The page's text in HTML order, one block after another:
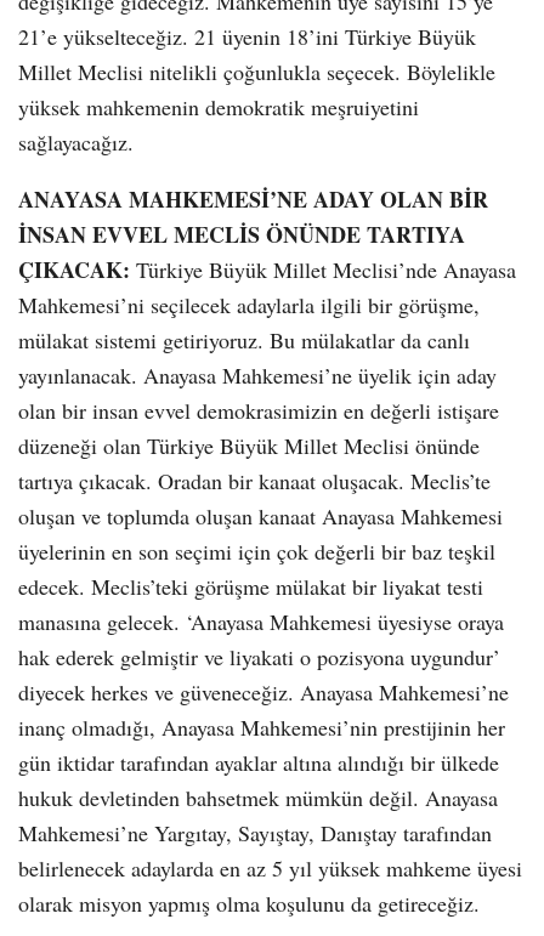
21’e yükselteceğiz. 21 üyenin 18’ini Türkiye Büyük
Millet Meclisi nitelikli çoğunlukla seçecek. Böylelikle
yüksek mahkemenin demokratik meşruiyetini
sağlayacağız.
ANAYASA MAHKEMESİ’NE ADAY OLAN BİR
İNSAN EVVEL MECLİS ÖNÜNDE TARTIYA
ÇIKACAK: Türkiye Büyük Millet Meclisi’nde Anayasa
Mahkemesi’ni seçilecek adaylarla ilgili bir görüşme,
mülakat sistemi getiriyoruz. Bu mülakatlar da canlı
yayınlanacak. Anayasa Mahkemesi’ne üyelik için aday
olan bir insan evvel demokrasimizin en değerli istişare
düzeneği olan Türkiye Büyük Millet Meclisi önünde
tartıya çıkacak. Oradan bir kanaat oluşacak. Meclis’te
oluşan ve toplumda oluşan kanaat Anayasa Mahkemesi
üyelerinin en son seçimi için çok değerli bir baz teşkil
edecek. Meclis’teki görüşme mülakat bir liyakat testi
manasına gelecek. ‘Anayasa Mahkemesi üyesiyse oraya
hak ederek gelmiştir ve liyakati o pozisyona uygundur’
diyecek herkes ve güveneceğiz. Anayasa Mahkemesi’ne
inanç olmadığı, Anayasa Mahkemesi’nin prestijinin her
gün iktidar tarafından ayaklar altına alındığı bir ülkede
hukuk devletinden bahsetmek mümkün değil. Anayasa
Mahkemesi’ne Yargıtay, Sayıştay, Danıştay tarafından
belirlenecek adaylarda en az 5 yıl yüksek mahkeme üyesi
olarak misyon yapmış olma koşulunu da getireceğiz.